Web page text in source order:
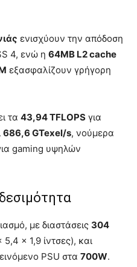
ενισχύουν την απόδοση
4, ενώ η 64MB L2 cache
εξασφαλίζουν γρήγορη
τα 43,94 TFLOPS για
686,6 GTexel/s, νούμερα
gaming υψηλών
με διαστάσεις 304
5,4 x 1,9 ίντσες), και
PSU στα 700W.